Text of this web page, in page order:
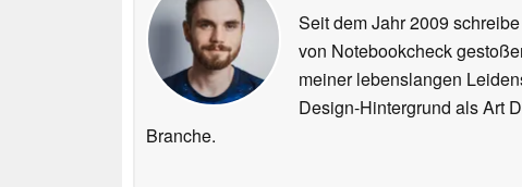
Seit dem Jahr 2009
von Notebookcheck
meiner lebenslangen
Design-Hintergrund als Art
Branche.